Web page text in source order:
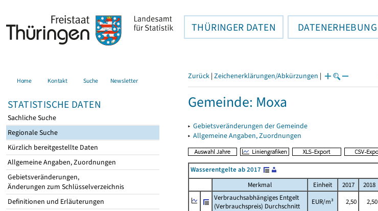
THÜRINGER DATEN DATENERHEBUNG
Home Kontakt Suche Newsletter
STATISTISCHE DATEN
Sachliche Suche
Regionale Suche
Kürzlich bereitgestellte Daten
Allgemeine Angaben, Zuordnungen
Gebietsveränderungen,
Änderungen zum Schlüsselverzeichnis
Definitionen und Erläuterungen
Zurück | Zeichenerklärungen/Abkürzungen |
Gemeinde: Moxa
▸ Gebietsveränderungen der Gemeinde
▸ Allgemeine Angaben, Zuordnungen
Wasserentgelte ab 2017
Merkmal
Einheit 2017 2018
Verbrauchsabhängiges Entgelt
(Verbrauchspreis) Durchschnitt
EUR/m³ 2,50 2,50